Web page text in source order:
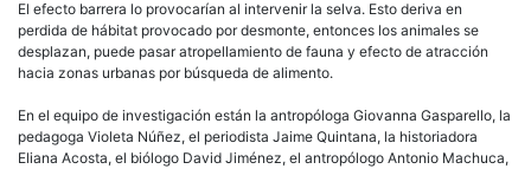
El efecto barrera lo provocarían al intervenir la selva. Esto deriva en
perdida de hábitat provocado por desmonte, entonces los animales se
desplazan, puede pasar atropellamiento de fauna y efecto de atracción
hacia zonas urbanas por búsqueda de alimento.
En el equipo de investigación están la antropóloga Giovanna Gasparello, la
pedagoga Violeta Núñez, el periodista Jaime Quintana, la historiadora
Eliana Acosta, el biólogo David Jiménez, el antropólogo Antonio Machuca,